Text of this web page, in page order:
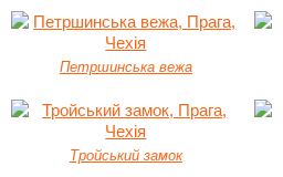
Петршинська вежа
Тройський замок